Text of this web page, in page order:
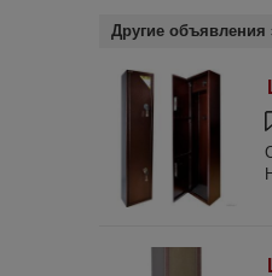
Другие объявления